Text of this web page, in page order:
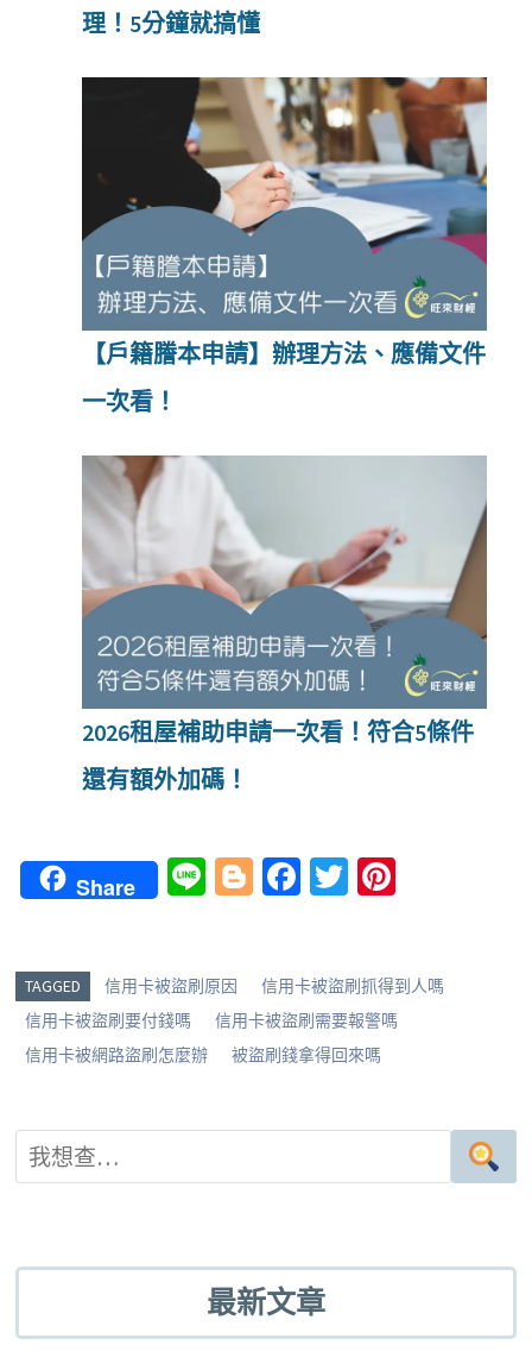
理！5分鐘就搞懂
【戶籍謄本申請】辦理方法、應備文件
一次看！
2026租屋補助申請一次看！符合5條件
還有額外加碼！
Share
Li Bl
g
er
Fa
o
o
k
T
er es
t
TAGGED 信用卡被盜刷原因
信用卡被盜刷抓得到人嗎
信用卡被盜刷要付錢嗎
信用卡被盜刷需要報警嗎
信用卡被網路盜刷怎麼辦
被盜刷錢拿得回來嗎
最新文章